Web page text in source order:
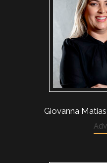
Giovanna